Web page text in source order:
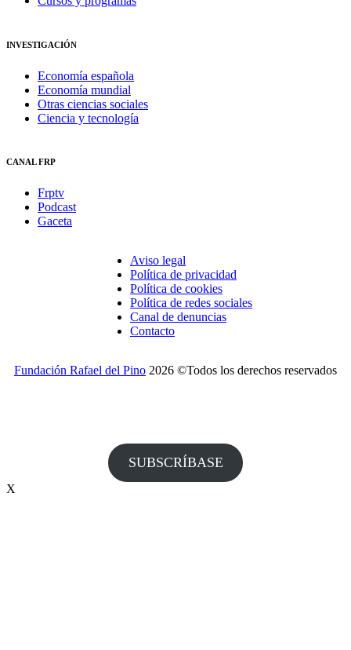
INVESTIGACIÓN
Economía española
Economía mundial
Otras ciencias sociales
Ciencia y tecnología
CANAL FRP
Frptv
Podcast
Gaceta
Aviso legal
Política de privacidad
Política de cookies
Política de redes sociales
Canal de denuncias
Contacto
Fundación Rafael del Pino 2026 ©Todos los derechos reservados
SUBSCRÍBASE
X